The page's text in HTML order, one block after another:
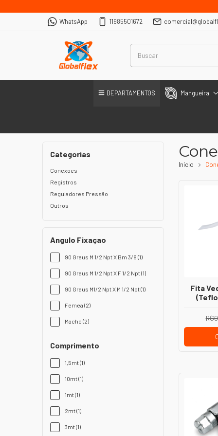
WhatsApp 11985501672
DEPARTAMENTOS Mangueira
Categorias
Conexoes
Registros
Reguladores Pressão
Outros
Angulo Fixaçao
90 Graus M 1/2 Npt X Bm 3/8 (1)
90 Graus M 1/2 Npt X F 1/2 Npt (1)
90 Graus M1/2 Npt X M 1/2 Npt (1)
Femea (2)
Macho (2)
Comprimento
1,5mt (1)
10mt (1)
1mt (1)
2mt (1)
3mt (1)
Início
Fita